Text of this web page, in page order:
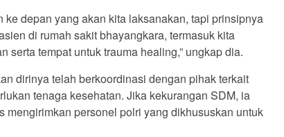
ke depan yang akan kita laksanakan, tapi prinsipnya
di rumah sakit bhayangkara, termasuk kita
serta tempat untuk trauma healing,” ungkap dia.
dirinya telah berkoordinasi dengan pihak terkait
tenaga kesehatan. Jika kekurangan SDM, ia
mengirimkan personel polri yang dikhususkan untuk